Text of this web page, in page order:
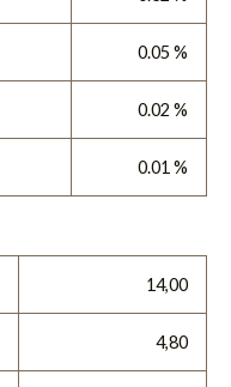
0.05 %
0.02 %
0.01 %
14,00
4,80